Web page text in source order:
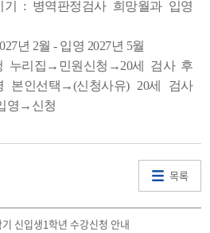
: 병역판정검사 희망월과 입영
년 2월 - 입영 2027년 5월
누리집→민원신청→20세 검사 후
본인선택→(신청사유) 20세 검사
영→신청
목록
신입생1학년 수강신청 안내